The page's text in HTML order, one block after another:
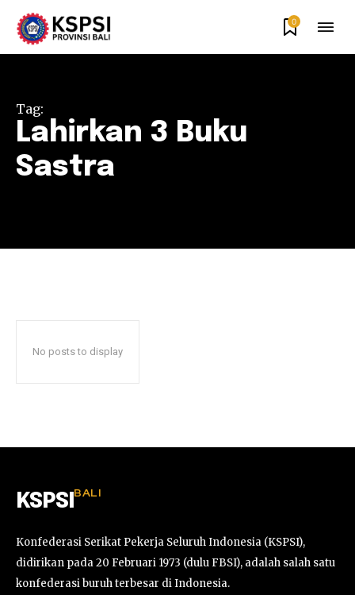
0
Tag:
Lahirkan 3 Buku
Sastra
No posts to display
KSPSI BALI
Konfederasi Serikat Pekerja Seluruh Indonesia (KSPSI),
didirikan pada 20 Februari 1973 (dulu FBSI), adalah salah satu
konfederasi buruh terbesar di Indonesia.